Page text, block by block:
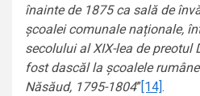
înainte de 1875 ca sală de
școalei comunale naționale,
secolului al XIX-lea de preotul
fost dascăl la școalele
Năsăud, 1795-1804” [14] .